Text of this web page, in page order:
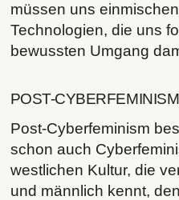
müssen uns
Technologien, die uns
bewussten Umgang
POST-
Post-Cyberfeminism
schon auch
westlichen Kultur, die
und männlich kennt,